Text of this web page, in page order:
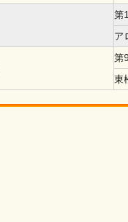
第
ア
第
東